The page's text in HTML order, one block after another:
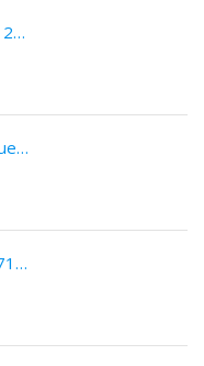
Banque Rhône-Alpes Besançon 20, Rue Proudhon
Banque Rhône-Alpes Dijon 1, Rue de La Poste
Banque Rhône-Alpes Chenôve 71, Avenue Roland Carraz